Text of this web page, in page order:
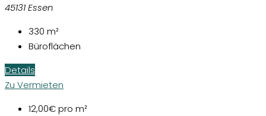
45131 Essen
330 m²
Büroflächen
Details
Zu Vermieten
12,00€pro m²